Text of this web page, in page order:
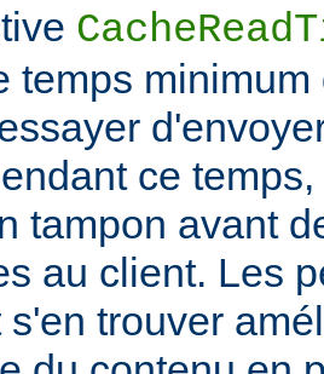
temps
ce
tampon avant
au client. Les
s'en trouver